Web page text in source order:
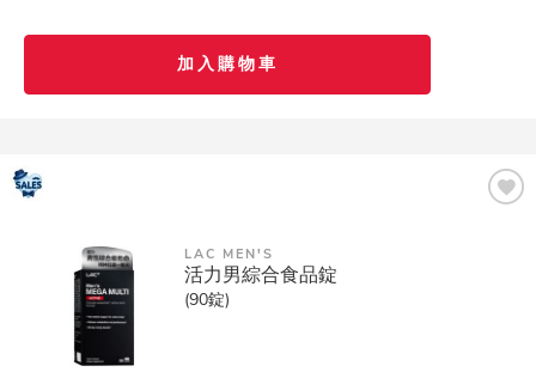
加入購物車
LAC MEN'S
活力男綜合食品錠
(90錠)